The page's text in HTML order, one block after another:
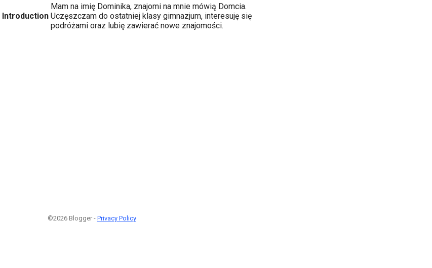
Introduction
Mam na imię Dominika, znajomi na mnie mówią Domcia.
Uczęszczam do ostatniej klasy gimnazjum, interesuję się
podróżami oraz lubię zawierać nowe znajomości.
©2026 Blogger - Privacy Policy